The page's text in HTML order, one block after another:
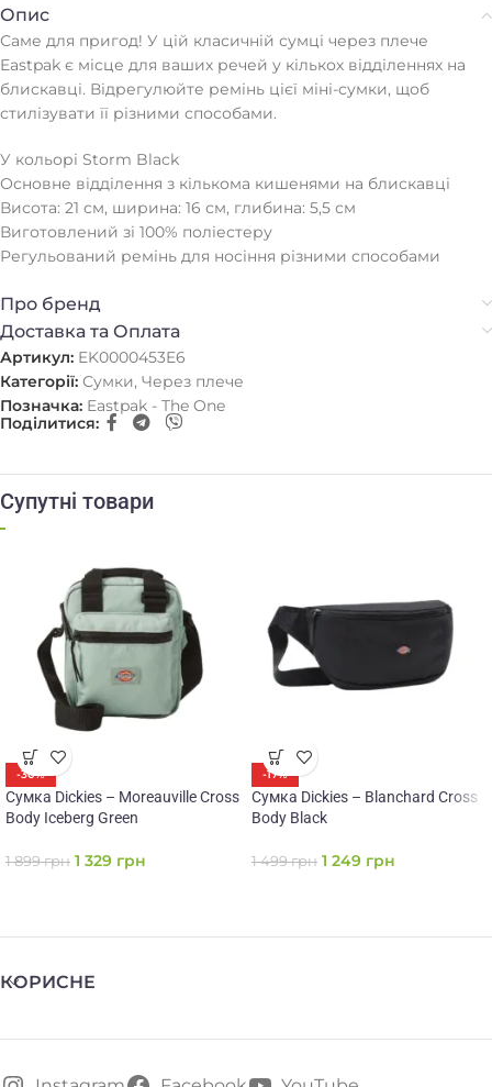
Опис
Саме для пригод! У цій класичній сумці через плече
Eastpak є місце для ваших речей у кількох відділеннях на
блискавці. Відрегулюйте ремінь цієї міні-сумки, щоб
стилізувати її різними способами.
У кольорі Storm Black
Основне відділення з кількома кишенями на блискавці
Висота: 21 см, ширина: 16 см, глибина: 5,5 см
Виготовлений зі 100% поліестеру
Регульований ремінь для носіння різними способами
Про бренд
Доставка та Оплата
Артикул: EK0000453E6
Категорії: Сумки, Через плече
Позначка: Eastpak - The One
Поділитися:
Супутні товари
-30%
Сумка Dickies – Moreauville Cross
Body Iceberg Green
1 899грн 1 329 грн
-17%
Сумка Dickies – Blanchard Cross
Body Black
1 499грн 1 249 грн
КОРИСНЕ